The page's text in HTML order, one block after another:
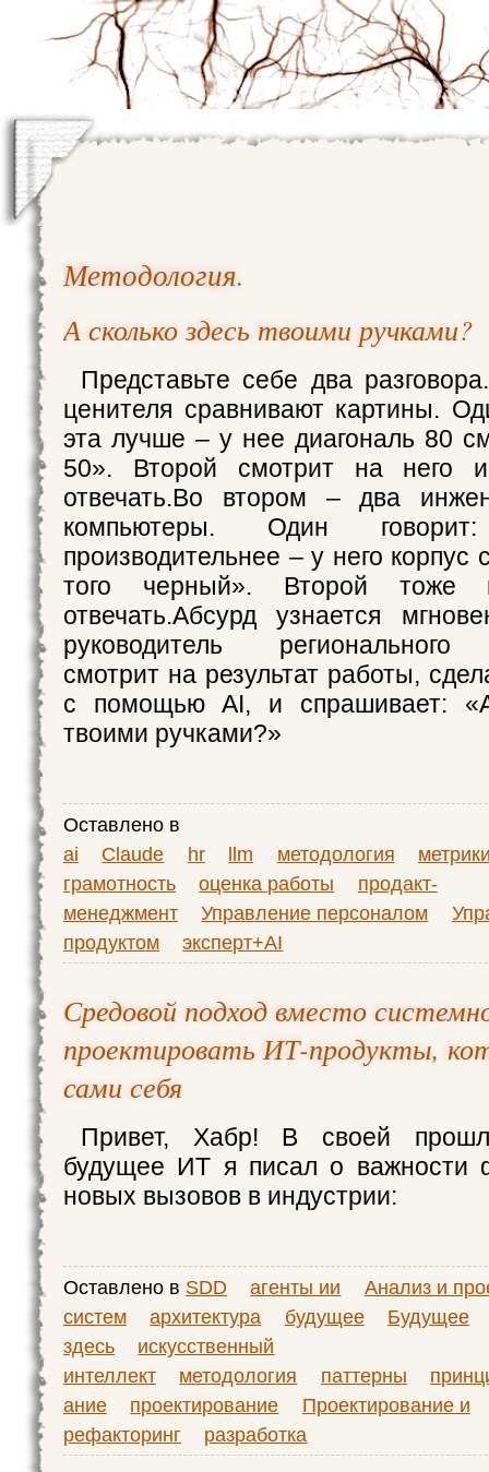
Методология.
А сколько здесь твоими ручками?
Представьте себе два
ценителя сравнивают картины.
эта лучше – у нее диагональ 80
50». Второй смотрит на него
отвечать.Во втором – два
компьютеры. Один
производительнее – у него корпус
того черный». Второй тоже
отвечать.Абсурд узнается
руководитель регионального
смотрит на результат работы,
с помощью AI, и спрашивает: «А
твоими ручками?»
Оставлено в
ai
Claude hr llm методология
грамотность
оценка работы
продакт-
менеджмент
Управление персоналом
продуктом
эксперт+AI
Средовой подход вместо
проектировать ИТ-продукты,
сами себя
Привет, Хабр! В своей
будущее ИТ я писал о важности
новых вызовов в индустрии:
Оставлено в SDD агенты ии
Анализ и
систем
архитектура будущее
Будущее
здесь
искусственный
интеллект
методология паттерны
ание
проектирование
Проектирование и
рефакторинг
разработка